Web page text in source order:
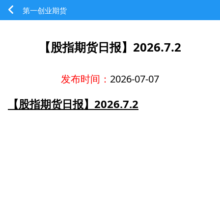
第一创业期货
【股指期货日报】2026.7.2
发布时间： 2026-07-07
【股指期货日报】2026.7.2